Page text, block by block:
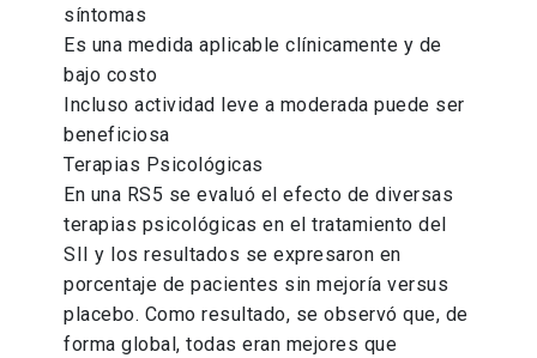
síntomas
Es una medida aplicable clínicamente y de
bajo costo
Incluso actividad leve a moderada puede ser
beneficiosa
Terapias Psicológicas
En una RS5 se evaluó el efecto de diversas
terapias psicológicas en el tratamiento del
SII y los resultados se expresaron en
porcentaje de pacientes sin mejoría versus
placebo. Como resultado, se observó que, de
forma global, todas eran mejores que